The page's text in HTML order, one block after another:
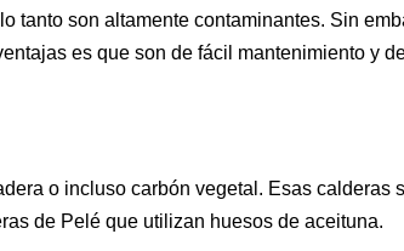
tanto son altamente contaminantes. Sin
es que son de fácil mantenimiento y
o incluso carbón vegetal. Esas calderas
de Pelé que utilizan huesos de aceituna.